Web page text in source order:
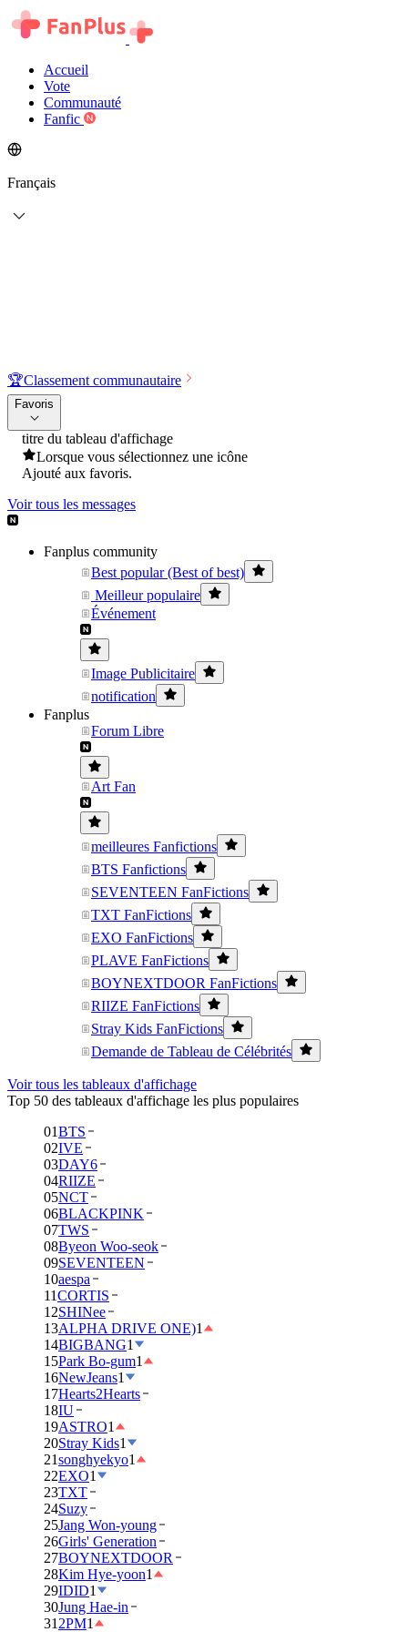
Accueil
Vote
Communauté
Fanfic
Français
🏆Classement communautaire
Favoris
titre du tableau d'affichage
Lorsque vous sélectionnez une icône
Ajouté aux favoris.
Voir tous les messages
Fanplus community
Best popular (Best of best)
Meilleur populaire
Événement
Image Publicitaire
notification
Fanplus
Forum Libre
Art Fan
meilleures Fanfictions
BTS Fanfictions
SEVENTEEN FanFictions
TXT FanFictions
EXO FanFictions
PLAVE FanFictions
BOYNEXTDOOR FanFictions
RIIZE FanFictions
Stray Kids FanFictions
Demande de Tableau de Célébrités
Voir tous les tableaux d'affichage
Top 50 des tableaux d'affichage les plus populaires
01BTS
02IVE
03DAY6
04RIIZE
05NCT
06BLACKPINK
07TWS
08Byeon Woo-seok
09SEVENTEEN
10aespa
11CORTIS
12SHINee
13ALPHA DRIVE ONE)1
14BIGBANG1
15Park Bo-gum1
16NewJeans1
17Hearts2Hearts
18IU
19ASTRO1
20Stray Kids1
21songhyekyo1
22EXO1
23TXT
24Suzy
25Jang Won-young
26Girls' Generation
27BOYNEXTDOOR
28Kim Hye-yoon1
29IDID1
30Jung Hae-in
31 2PM1